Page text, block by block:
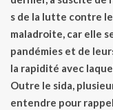
s de la lutte contre
maladroite, car elle
pandémies et de
la rapidité avec
Outre le sida,
entendre pour